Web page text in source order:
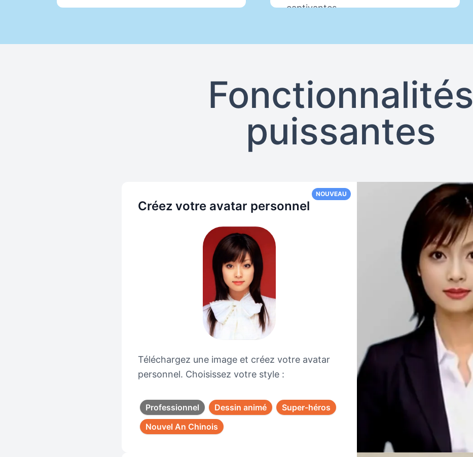
captivantes
Fonctionnalités
puissantes
NOUVEAU
Créez votre avatar personnel
Téléchargez une image et créez votre avatar
personnel. Choisissez votre style :
Professionnel Dessin animé
Super-héros
Nouvel An Chinois